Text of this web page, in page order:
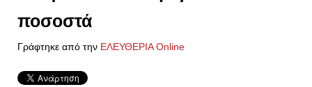
ποσοστά
Γράφτηκε από την ΕΛΕΥΘΕΡΙΑ Online